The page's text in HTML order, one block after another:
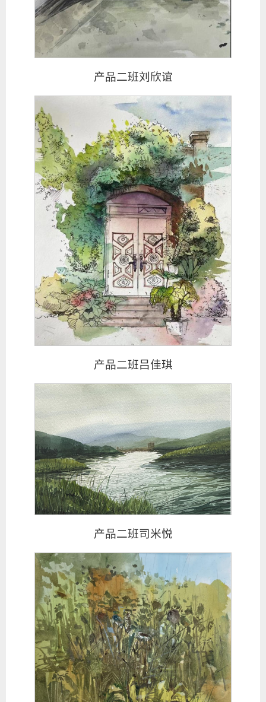
产品二班刘欣谊
产品二班吕佳琪
产品二班司米悦